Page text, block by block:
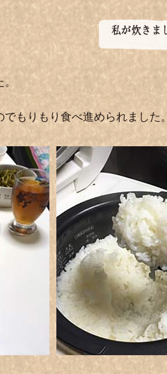
もりもり食べ進められました。